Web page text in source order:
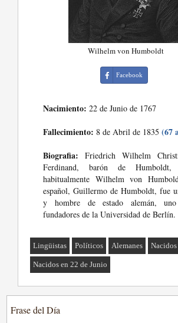
Wilhelm von Humboldt
Facebook
Nacimiento: 22 de Junio de 1767
Fallecimiento: 8 de Abril de 1835(67
Biografia: Friedrich Wilhelm
Ferdinand, barón de Humboldt,
habitualmente Wilhelm von
español, Guillermo de Humboldt, fue
y hombre de estado alemán,
fundadores de la Universidad de Berlín.
Lingüistas Políticos Alemanes
Nacidos en 22 de Junio
Frase del Día